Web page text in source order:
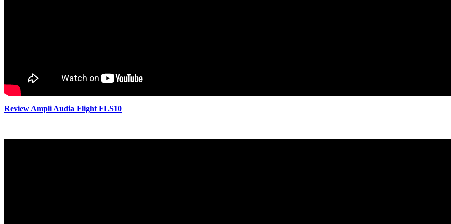
Review Ampli Audia Flight FLS10